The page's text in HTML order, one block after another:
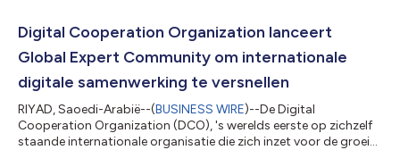
Digital Cooperation Organization lanceert
Global Expert Community om internationale
digitale samenwerking te versnellen
RIYAD, Saoedi-Arabië--(BUSINESS WIRE)--De Digital
Cooperation Organization (DCO), 's werelds eerste op zichzelf
staande internationale organisatie die zich inzet voor de groei